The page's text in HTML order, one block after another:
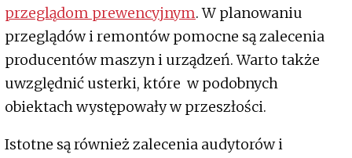
przeglądom prewencyjnym. W planowaniu
przeglądów i remontów pomocne są zalecenia
producentów maszyn i urządzeń. Warto także
uwzględnić usterki, które w podobnych
obiektach występowały w przeszłości.
Istotne są również zalecenia audytorów i